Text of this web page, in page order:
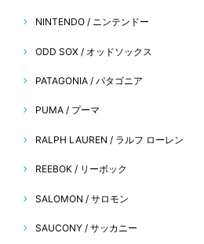
NINTENDO / ニンテンドー
ODD SOX / オッドソックス
PATAGONIA / パタゴニア
PUMA / プーマ
RALPH LAUREN / ラルフ ローレン
REEBOK / リーボック
SALOMON / サロモン
SAUCONY / サッカニー